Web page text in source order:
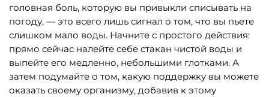
головная боль, которую вы привыкли списывать на
погоду, — это всего лишь сигнал о том, что вы пьете
слишком мало воды. Начните с простого действия:
прямо сейчас налейте себе стакан чистой воды и
выпейте его медленно, небольшими глотками. А
затем подумайте о том, какую поддержку вы можете
оказать своему организму, добавив к этому